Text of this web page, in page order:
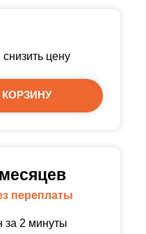
снизить цену
переплаты
за 2 минуты